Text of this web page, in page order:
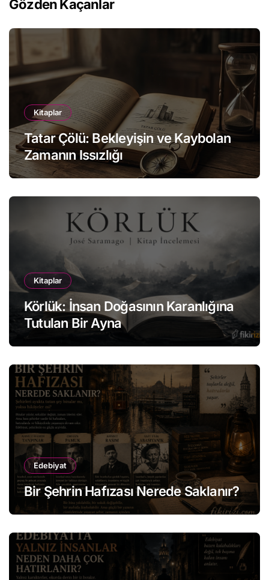
Gözden Kaçanlar
Kitaplar
Tatar Çölü: Bekleyişin ve Kaybolan
Zamanın Issızlığı
Kitaplar
Körlük: İnsan Doğasının Karanlığına
Tutulan Bir Ayna
Edebiyat
Bir Şehrin Hafızası Nerede Saklanır?